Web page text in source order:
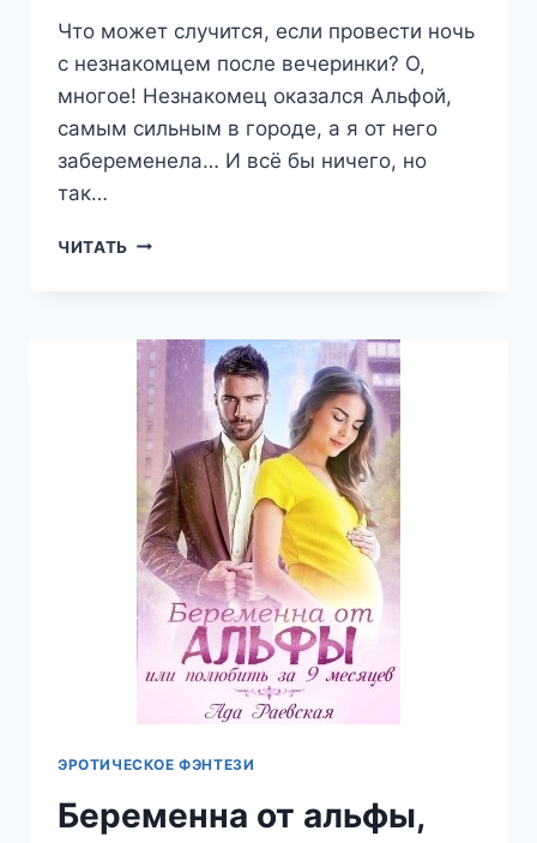
Что может случится, если провести ночь
с незнакомцем после вечеринки? О,
многое! Незнакомец оказался Альфой,
самым сильным в городе, а я от него
забеременела… И всё бы ничего, но
так…
ЧИТАТЬ НАСЛЕДНИК
—
АДА
РАЕВСКАЯ
ЭРОТИЧЕСКОЕ ФЭНТЕЗИ
Беременна от альфы,